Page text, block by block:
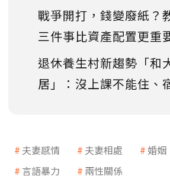
戰爭開打，錢變廢紙？
三件事比資產配置更重
退休養生村新趨勢「和
居」：沒上課不能住、
夫妻感情 夫妻相處 婚姻
言語暴力
兩性關係